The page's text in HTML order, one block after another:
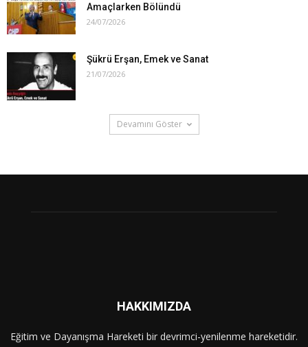
Amaçlarken Bölündü
24/07/2026
Şükrü Erşan, Emek ve Sanat
21/07/2026
Devamını Göster
HAKKIMIZDA
Eğitim ve Dayanışma Hareketi bir devrimci-yenilenme hareketidir.